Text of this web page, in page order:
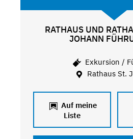
RATHAUS UND
JOHANN
Exkursion /
Rathaus St.
Auf meine
Liste